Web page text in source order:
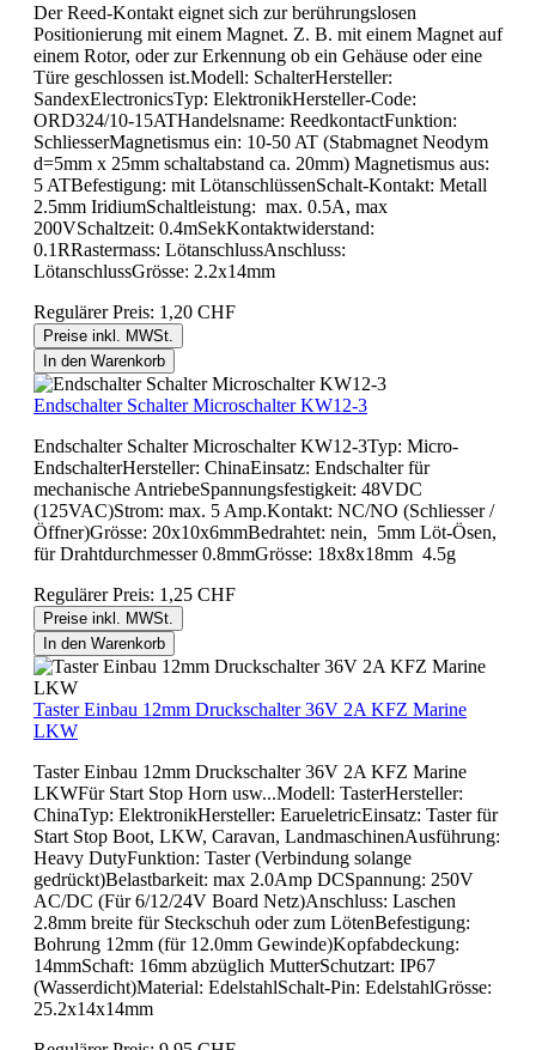
Der Reed-Kontakt eignet sich zur berührungslosen
Positionierung mit einem Magnet. Z. B. mit einem Magnet auf
einem Rotor, oder zur Erkennung ob ein Gehäuse oder eine
Türe geschlossen ist.Modell: SchalterHersteller:
SandexElectronicsTyp: ElektronikHersteller-Code:
ORD324/10-15ATHandelsname: ReedkontactFunktion:
SchliesserMagnetismus ein: 10-50 AT (Stabmagnet Neodym
d=5mm x 25mm schaltabstand ca. 20mm) Magnetismus aus:
5 ATBefestigung: mit LötanschlüssenSchalt-Kontakt: Metall
2.5mm IridiumSchaltleistung: max. 0.5A, max
200VSchaltzeit: 0.4mSekKontaktwiderstand:
0.1RRastermass: LötanschlussAnschluss:
LötanschlussGrösse: 2.2x14mm
Regulärer Preis: 1,20 CHF
Preise inkl. MWSt.
In den Warenkorb
Endschalter Schalter Microschalter KW12-3
Endschalter Schalter Microschalter KW12-3Typ: Micro-
EndschalterHersteller: ChinaEinsatz: Endschalter für
mechanische AntriebeSpannungsfestigkeit: 48VDC
(125VAC)Strom: max. 5 Amp.Kontakt: NC/NO (Schliesser /
Öffner)Grösse: 20x10x6mmBedrahtet: nein, 5mm Löt-Ösen,
für Drahtdurchmesser 0.8mmGrösse: 18x8x18mm 4.5g
Regulärer Preis: 1,25 CHF
Preise inkl. MWSt.
In den Warenkorb
Taster Einbau 12mm Druckschalter 36V 2A KFZ Marine
LKW
Taster Einbau 12mm Druckschalter 36V 2A KFZ Marine
LKWFür Start Stop Horn usw...Modell: TasterHersteller:
ChinaTyp: ElektronikHersteller: EarueletricEinsatz: Taster für
Start Stop Boot, LKW, Caravan, LandmaschinenAusführung:
Heavy DutyFunktion: Taster (Verbindung solange
gedrückt)Belastbarkeit: max 2.0Amp DCSpannung: 250V
AC/DC (Für 6/12/24V Board Netz)Anschluss: Laschen
2.8mm breite für Steckschuh oder zum LötenBefestigung:
Bohrung 12mm (für 12.0mm Gewinde)Kopfabdeckung:
14mmSchaft: 16mm abzüglich MutterSchutzart: IP67
(Wasserdicht)Material: EdelstahlSchalt-Pin: EdelstahlGrösse:
25.2x14x14mm